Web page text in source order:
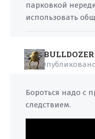
парковкой
использовать
BULLDOZER
Бороться надо с
следствием.